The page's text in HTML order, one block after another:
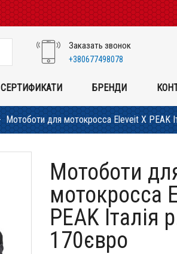
Заказать звонок
+380677498078
СЕРТИФИКАТИ БРЕНДИ
Мотоботи для мотокросса Eleveit X PEAK
Мотоботи
мотокросса
PEAK Італія
170євро